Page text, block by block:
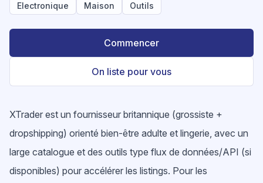
Electronique Maison Outils
Commencer
On liste pour vous
XTrader est un fournisseur britannique (grossiste +
dropshipping) orienté bien-être adulte et lingerie, avec un
large catalogue et des outils type flux de données/API (si
disponibles) pour accélérer les listings. Pour les